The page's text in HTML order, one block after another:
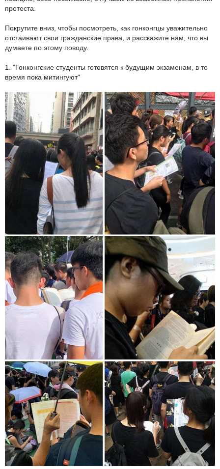
протеста.
Покрутите вниз, чтобы посмотреть, как гонконгцы уважительно
отстаивают свои гражданские права, и расскажите нам, что вы
думаете по этому поводу.
1. "Гонконгские студенты готовятся к будущим экзаменам, в то
время пока митингуют"